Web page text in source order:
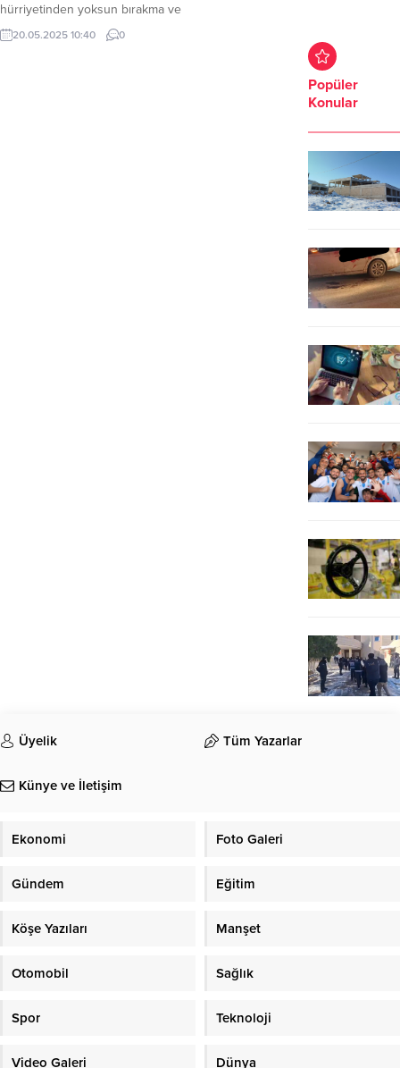
hürriyetinden yoksun bırakma ve
tehdit olayı ile ilgili olarak il Emniyet
Müdürlüğünün yaptığı operasyonu
20.05.2025 10:40 0
Popüler
Konular
Üyelik Tüm Yazarlar
Künye ve İletişim
Ekonomi Foto Galeri
Gündem Eğitim
Köşe Yazıları Manşet
Otomobil Sağlık
Spor Teknoloji
Video Galeri Dünya